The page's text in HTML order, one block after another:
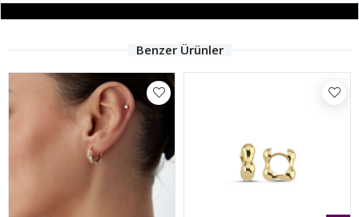
Benzer Ürünler